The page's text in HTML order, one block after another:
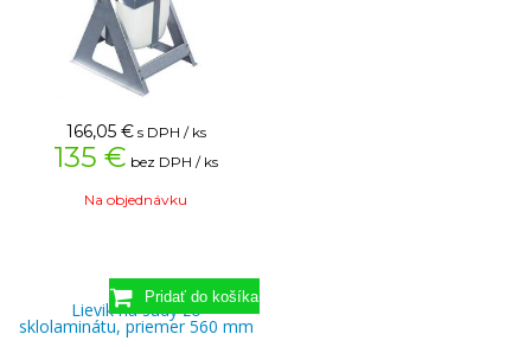
166,05 € s DPH / ks
135 € bez DPH / ks
Na objednávku
Lievik na sudy zo
sklolaminátu, priemer 560 mm